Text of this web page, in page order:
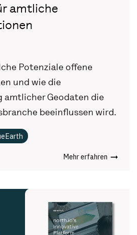
amtliche
Potenziale offene
und wie die
Geodaten die
beeinflussen wird.
Mehr erfahren